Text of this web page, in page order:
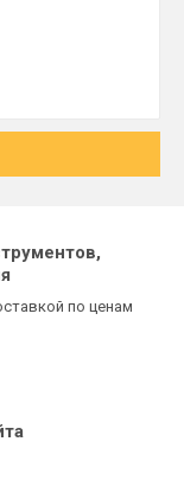
по ценам